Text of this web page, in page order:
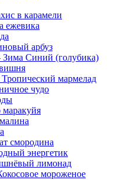
в карамели
ежевика
арбуз
Зима Синий (голубика)
мармелад
чудо
смородина
энергетик
лимонад
мороженое